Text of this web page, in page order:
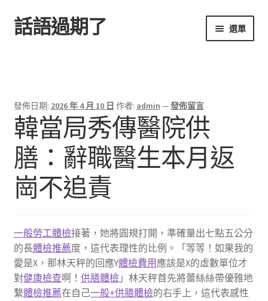
跳
至
跳
至
話語過期了 選單
發佈日期: 2026 年 4 月 10 日 作者: admin —發佈留言
韓當局秀傳醫院供
膳：辭職醫生本月返
崗不追責
一般勞工體檢接著，她將圓規打開，準確量出七點五公分
的長體檢推薦度，這代表理性的比例。「等等！如果我的
愛是X，那林天秤的回應Y體檢費用 應該是X的虛數單位才
對健康檢查啊！ 供膳體檢」林天秤首先將蕾絲絲帶優雅地
繫體檢推薦在自己一般+供膳體檢的右手上，這代表感性